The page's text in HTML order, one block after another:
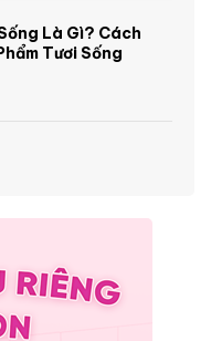
Là Gì? Cách
Tươi Sống